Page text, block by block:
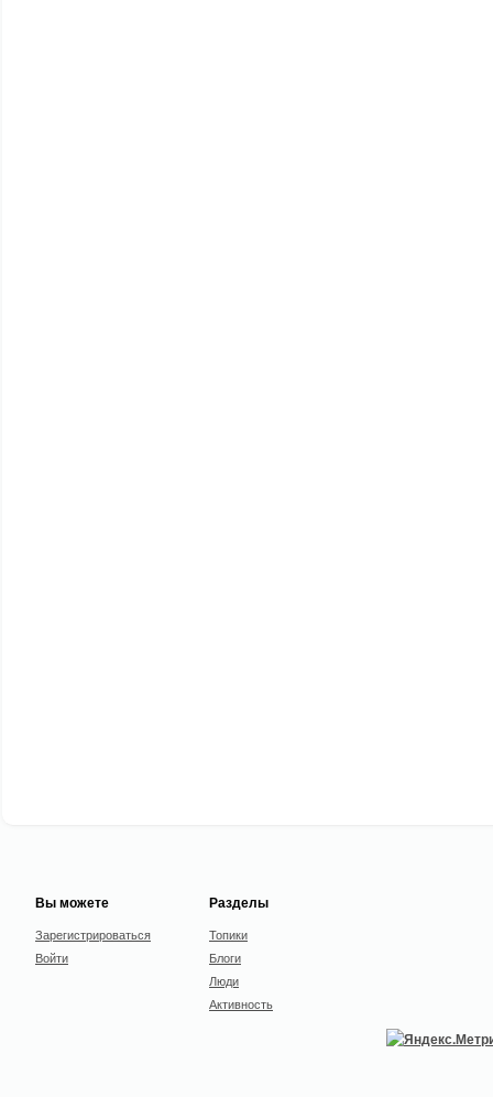
Вы можете
Зарегистрироваться
Войти
Разделы
Топики
Блоги
Люди
Активность